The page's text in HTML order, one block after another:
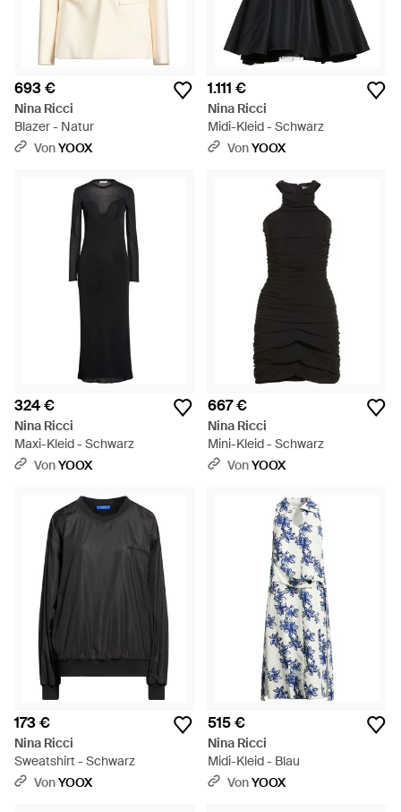
693 €
Nina Ricci
Blazer - Natur
VonYOOX
1.111 €
Nina Ricci
Midi-Kleid - Schwarz
VonYOOX
324 €
Nina Ricci
Maxi-Kleid - Schwarz
VonYOOX
667 €
Nina Ricci
Mini-Kleid - Schwarz
VonYOOX
173 €
Nina Ricci
Sweatshirt - Schwarz
VonYOOX
515 €
Nina Ricci
Midi-Kleid - Blau
VonYOOX